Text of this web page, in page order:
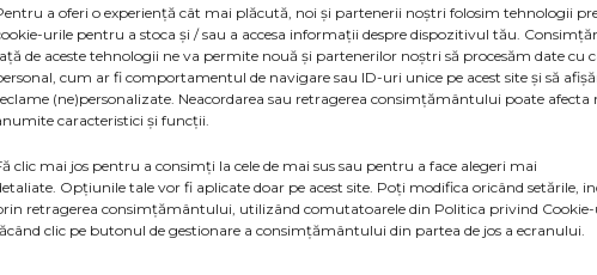
a oferi o experiență cât mai plăcută, noi și partenerii noștri folosim tehnologii
urile pentru a stoca și / sau a accesa informații despre dispozitivul tău.
de aceste tehnologii ne va permite nouă și partenerilor noștri să procesăm date cu
cum ar fi comportamentul de navigare sau ID-uri unice pe acest site și să
(ne)personalizate. Neacordarea sau retragerea consimțământului poate afecta
caracteristici și funcții.
clic mai jos pentru a consimți la cele de mai sus sau pentru a face alegeri mai
Opțiunile tale vor fi aplicate doar pe acest site. Poți modifica oricând setările,
retragerea consimțământului, utilizând comutatoarele din Politica privind Cookie-
clic pe butonul de gestionare a consimțământului din partea de jos a ecranului.
din
calitate superioară cu
FITOFERT BIOFLEX-L
cheia succesului constă în întărirea
rezistenței plantelor și stabilirea unor
procese fiziologice optime în timpul